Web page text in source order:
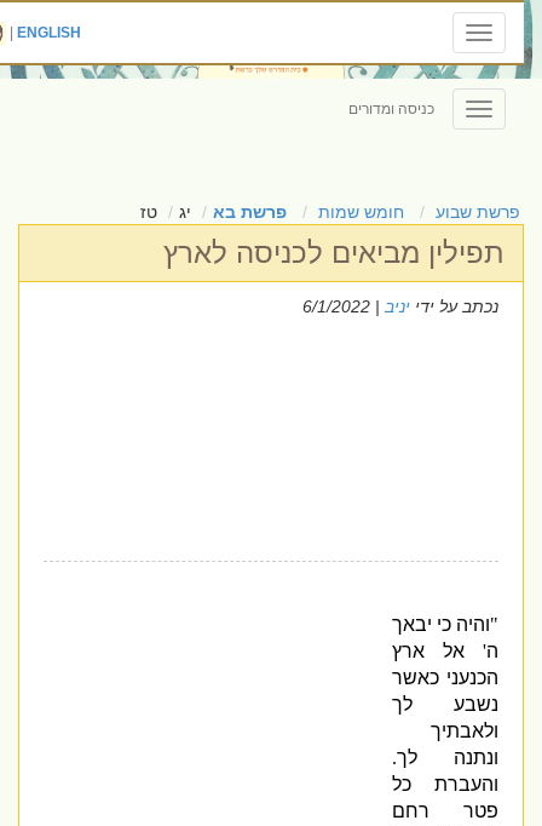
Toggle
navigation
ENGLISH
|
Toggle
navigation
כניסה ומדורים
פרשת שבוע חומש שמות פרשת בא יג טז
תפילין מביאים לכניסה לארץ
נכתב על ידייניב| 6/1/2022
והיה כי יבאך
' אל ארץ
הכנעני כאשר
נשבע לך
ולאבתיך
ונתנה לך.
והעברת כל
פטר רחם